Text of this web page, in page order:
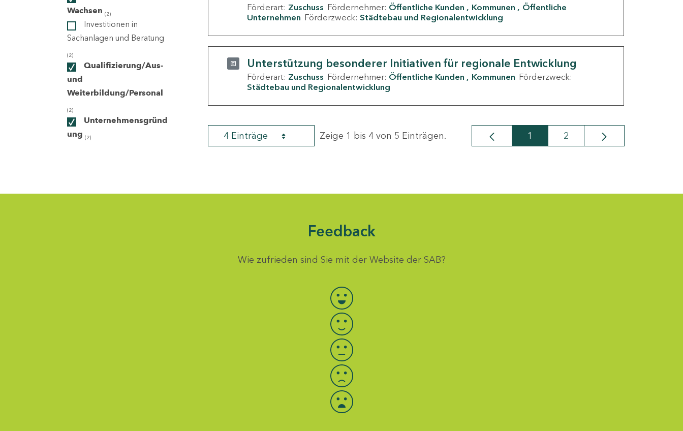
Wachsen (2)
Investitionen in
Sachanlagen und Beratung
(2)
Qualifizierung/Aus-
und
Weiterbildung/Personal
(2)
Unternehmensgründ
ung (2)
Förderart: Zuschuss Fördernehmer: Öffentliche Kunden Kommunen
Öffentliche
Unternehmen Förderzweck: Städtebau und Regionalentwicklung
Unterstützung besonderer Initiativen für regionale Entwicklung
Förderart: Zuschuss Fördernehmer: Öffentliche Kunden Kommunen Förderzweck:
Städtebau und Regionalentwicklung
4 Einträge Zeige 1 bis 4 von 5 Einträgen. Seite
1 Seite
2
Feedback
Wie zufrieden sind Sie mit der Website der SAB?
Bewertung auswählen